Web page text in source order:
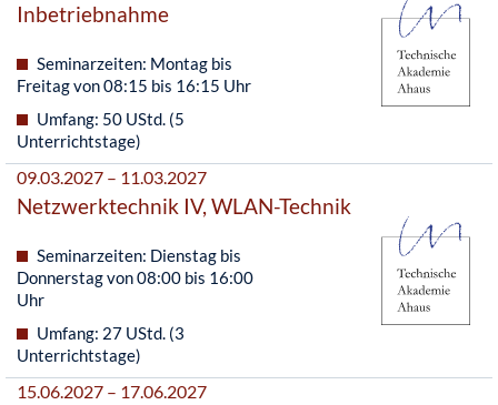
Inbetriebnahme
Seminarzeiten: Montag bis
Freitag von 08:15 bis 16:15 Uhr
Umfang: 50 UStd. (5
Unterrichtstage)
09.03.2027 – 11.03.2027
Netzwerktechnik IV, WLAN-Technik
Seminarzeiten: Dienstag bis
Donnerstag von 08:00 bis 16:00
Uhr
Umfang: 27 UStd. (3
Unterrichtstage)
15.06.2027 – 17.06.2027